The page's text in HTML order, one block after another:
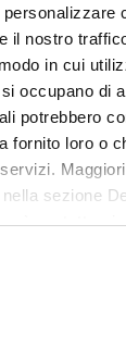
il nostro
in cui
occupano di
potrebbero
fornito loro o
sezione
contattarci
sito nella